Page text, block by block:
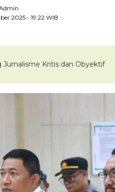
2025- 19:22 WIB
Jurnalisme Kritis dan Obyektif